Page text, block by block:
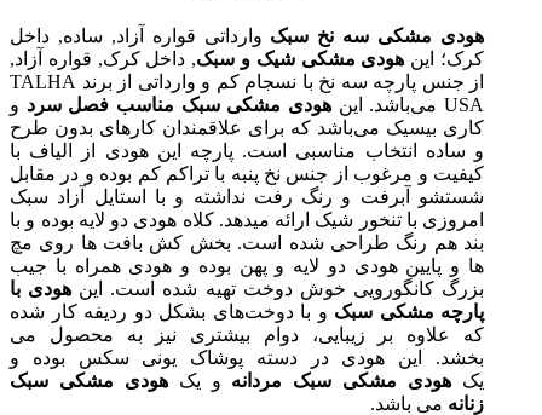
هودی مشکی سه نخ سبک وارداتی قواره آزاد, ساده, داخل
کرک؛ این هودی مشکی شیک و سبک, داخل کرک, قواره آزاد,
از جنس پارچه سه نخ با نسجام کم و وارداتی از برند TALHA
USA می‌باشد. این
هودی مشکی سبک مناسب فصل سرد و
کاری بیسیک می‌باشد که برای علاقمندان کارهای بدون طرح
و ساده انتخاب مناسبی است. پارچه این هودی از الیاف با
کیفیت و مرغوب از جنس نخ پنبه با تراکم کم بوده و در مقابل
شستشو آبرفت و رنگ رفت نداشته و با استایل آزاد سبک
امروزی با تنخور شیک ارائه میدهد. کلاه هودی دو لایه بوده و با
بند هم رنگ طراحی شده است. بخش کش بافت ها روی مچ
ها و پایین هودی دو لایه و پهن بوده و هودی همراه با جیب
بزرگ کانگورویی خوش دوخت تهیه شده است. این هودی با
پارچه مشکی سبک و با دوخت‌های بشکل دو ردیفه کار شده
که علاوه بر زیبایی، دوام بیشتری نیز به محصول می
بخشد. این هودی در دسته پوشاک یونی سکس بوده و
یک هودی مشکی سبک مردانه و یکهودی مشکی سبک
زنانه می باشد.